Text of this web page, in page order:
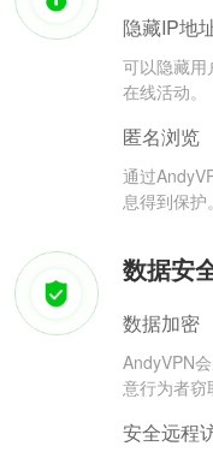
隐藏IP地
可以隐藏用
在线活动。
匿名浏览
通过
息得到保护。
数据安
数据加密
AndyVPN
意行为者窃
安全远程